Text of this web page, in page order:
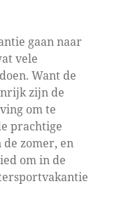
gaan naar
vele
Want de
zijn de
om te
prachtige
zomer, en
om in de